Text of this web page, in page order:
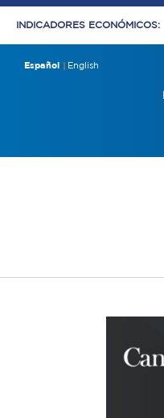
INDICADORES ECONÓMICOS:
Español English